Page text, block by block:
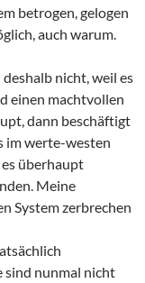
betrogen, gelogen
auch warum.
nicht, weil es
einen machtvollen
dann beschäftigt
im werte-westen
überhaupt
Meine
System zerbrechen
sind nunmal nicht